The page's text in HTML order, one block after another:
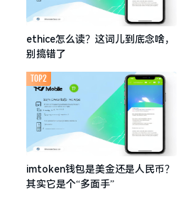
ethice怎么读？这词儿到底念啥，
别搞错了
imtoken钱包是美金还是人民币？
其实它是个“多面手”
TOP2